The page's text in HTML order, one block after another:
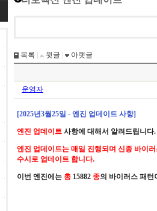
목록 윗글 아랫글
운영자
[2025년3월25일 - 엔진 업데이트 사항]
엔진 업데이트 사항에 대해서 알려드립니다.
엔진 업데이트는 매일 진행되며 신종 바이
수시로 업데이트 합니다.
이번 엔진에는 총 15882 종의 바이러스 패턴